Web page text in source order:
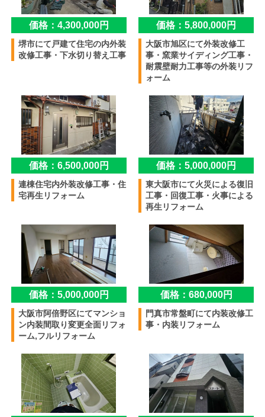
価格：4,300,000円
堺市にて戸建て住宅の内外装
改修工事・下水切り替え工事
価格：5,800,000円
大阪市旭区にて外装改修工
事・窯業サイディング工事・
耐震壁耐力工事等の外装リフ
ォーム
価格：6,500,000円
連棟住宅内外装改修工事・住
宅再生リフォーム
価格：5,000,000円
東大阪市にて火災による復旧
工事・回復工事・火事による
再生リフォーム
価格：5,000,000円
大阪市阿倍野区にてマンショ
ン内装間取り変更全面リフォ
ーム,フルリフォーム
価格：680,000円
門真市常盤町にて内装改修工
事・内装リフォーム